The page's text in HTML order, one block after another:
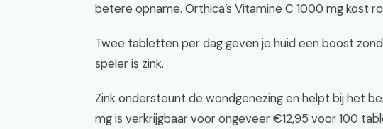
betere opname. Orthica’s Vitamine C 1000 mg kost
Twee tabletten per dag geven je huid een boost
speler is zink.
Zink ondersteunt de wondgenezing en helpt bij het
mg is verkrijgbaar voor ongeveer €12,95 voor 100